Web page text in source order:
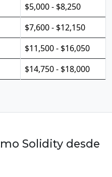
$5,000 - $8,250
$7,600 - $12,150
$11,500 - $16,050
$14,750 - $18,000
Solidity desde